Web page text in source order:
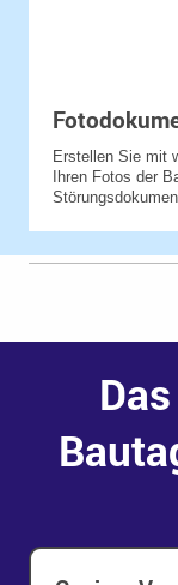
Erstellen Sie mit
Ihren Fotos der